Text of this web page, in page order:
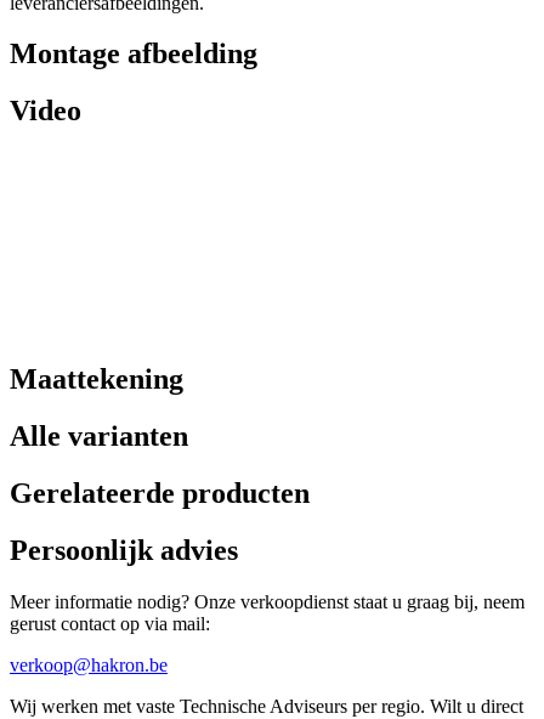
Montage afbeelding
Video
Maattekening
Alle varianten
Gerelateerde producten
Persoonlijk advies
Meer informatie nodig? Onze verkoopdienst staat u graag bij, neem
gerust contact op via mail:
verkoop@hakron.be
Wij werken met vaste Technische Adviseurs per regio. Wilt u direct